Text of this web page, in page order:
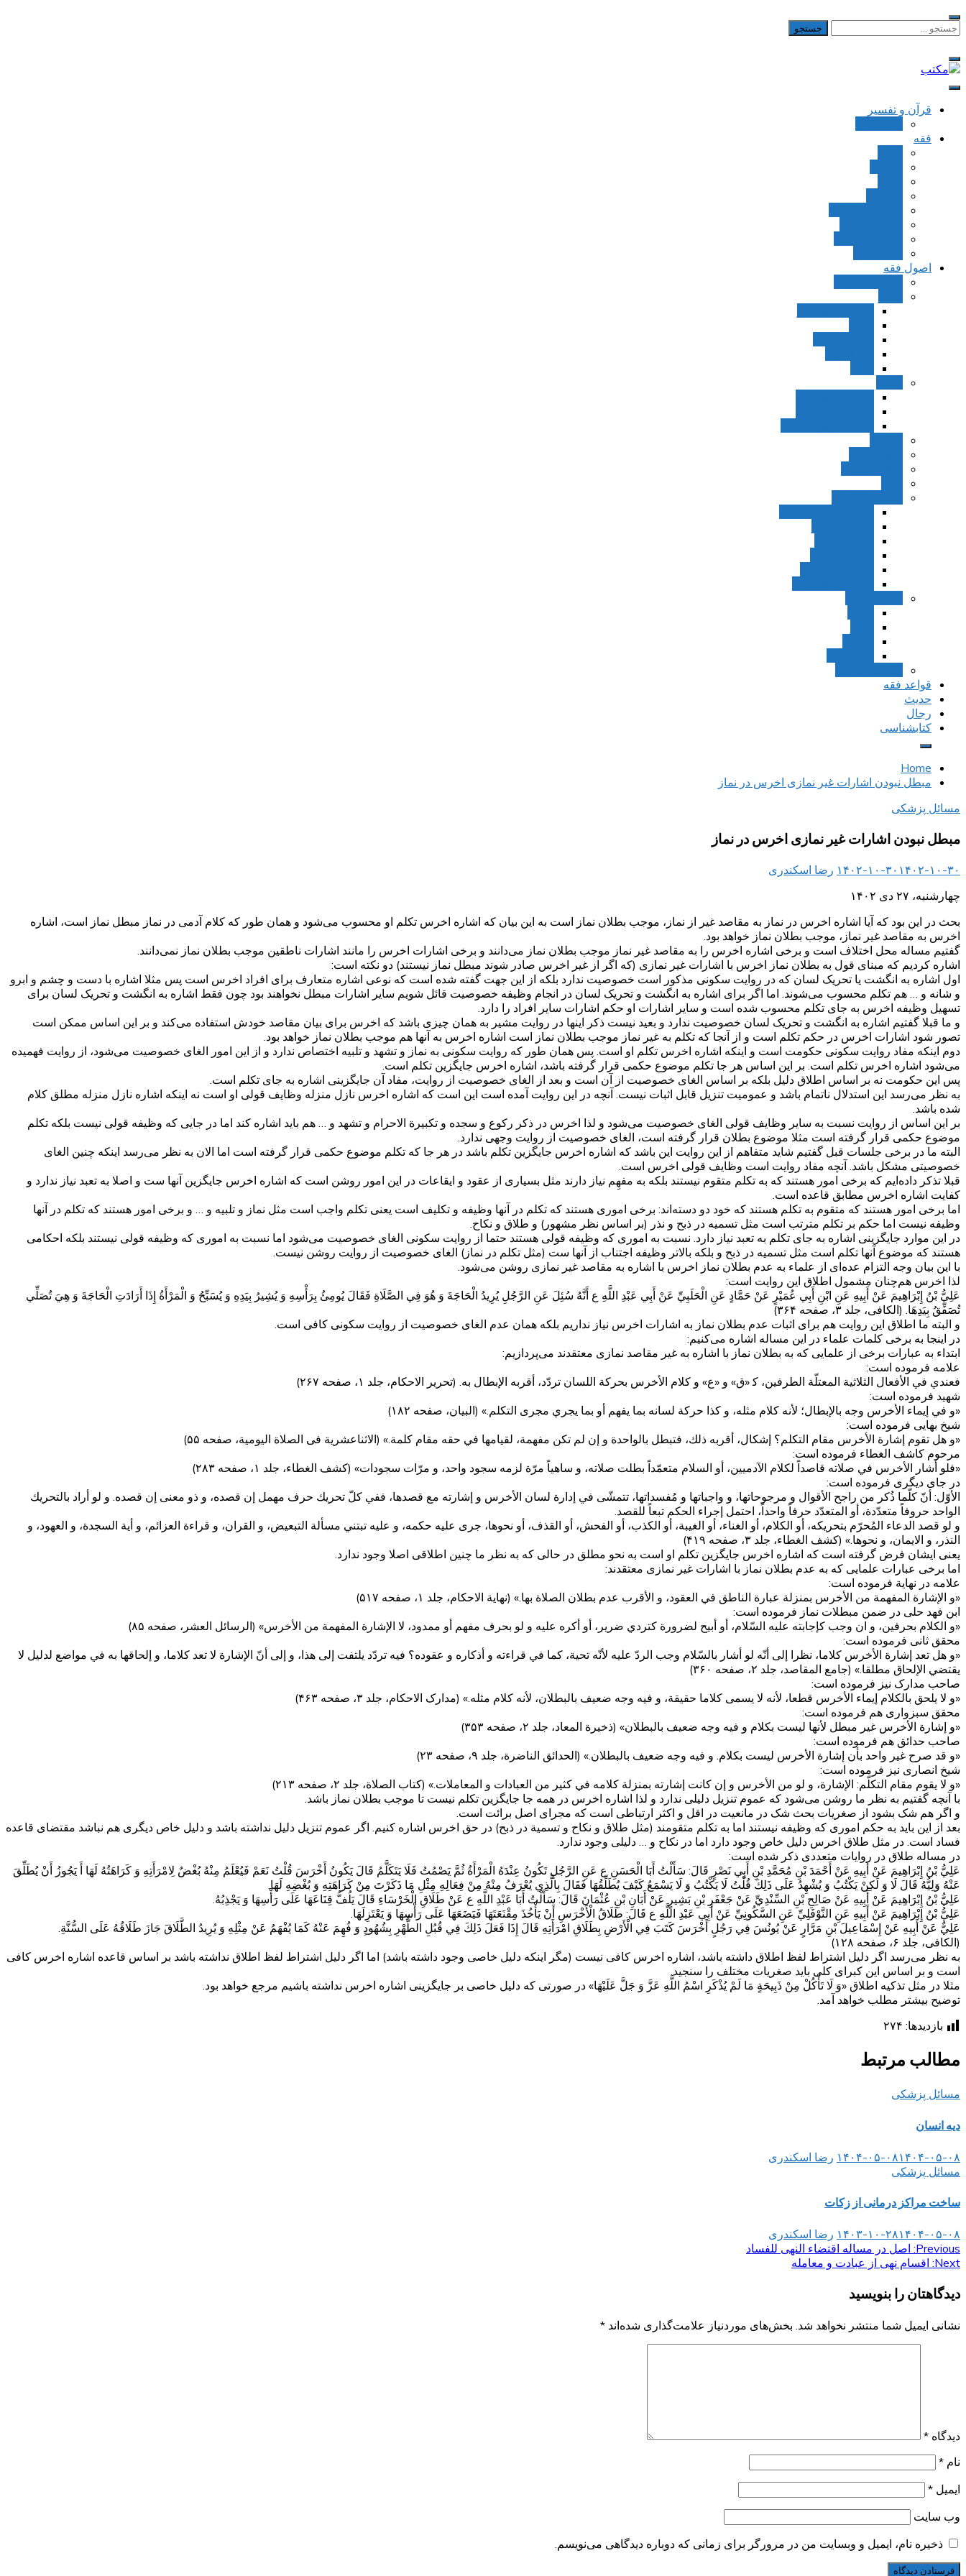
Skip
to
جستجو
قرآن و تفسیر
فقه
اصول فقه
قواعد فقه
حدیث
رجال
کتابشناسی
Home
مبطل نبودن اشارات غیر نمازی اخرس در نماز
مسائل پزشکی
مبطل نبودن اشارات غیر نمازی اخرس در نماز
۱۴۰۲-۱۰-۳۰ ۱۴۰۲-۱۰-۳۰
رضا اسکندری
چهارشنبه، ۲۷ دی ۱۴۰۲
بحث در این بود که آیا اشاره اخرس در نماز به مقاصد غیر از نماز، موجب بطلان نماز است به این بیان که اشاره اخرس تکلم او محسوب می‌شود و همان طور که کلام آدمی در نماز مبطل نماز است، اشاره
اخرس به مقاصد غیر نماز، موجب بطلان نماز خواهد بود.
گفتیم مساله محل اختلاف است و برخی اشاره اخرس را به مقاصد غیر نماز موجب بطلان نماز می‌دانند و برخی اشارات اخرس را مانند اشارات ناطقین موجب بطلان نماز نمی‌دانند.
اشاره کردیم که مبنای قول به بطلان نماز اخرس با اشارات غیر نمازی (که اگر از غیر اخرس صادر شوند مبطل نماز نیستند) دو نکته است:
اول اشاره به انگشت یا تحریک لسان که در روایت سکونی مذکور است خصوصیت ندارد بلکه از این جهت گفته شده است که نوعی اشاره متعارف برای افراد اخرس است پس مثلا اشاره با دست و چشم و ابرو
و شانه و … هم تکلم محسوب می‌شوند. اما اگر برای اشاره به انگشت و تحریک لسان در انجام وظیفه خصوصیت قائل شویم سایر اشارات مبطل نخواهند بود چون فقط اشاره به انگشت و تحریک لسان برای
تسهیل وظیفه اخرس به جای تکلم محسوب شده است و سایر اشارات او حکم اشارات سایر افراد را دارد.
و ما قبلا گفتیم اشاره به انگشت و تحریک لسان خصوصیت ندارد و بعید نیست ذکر اینها در روایت مشیر به همان چیزی باشد که اخرس برای بیان مقاصد خودش استفاده می‌کند و بر این اساس ممکن است
تصور شود اشارات اخرس در حکم تکلم است و از آنجا که تکلم به غیر نماز موجب بطلان نماز است اشاره اخرس به آنها هم موجب بطلان نماز خواهد بود.
دوم اینکه مفاد روایت سکونی حکومت است و اینکه اشاره اخرس تکلم او است. پس همان طور که روایت سکونی به نماز و تشهد و تلبیه اختصاص ندارد و از این امور الغای خصوصیت می‌شود، از روایت فهمیده
می‌شود اشاره اخرس تکلم است. بر این اساس هر جا تکلم موضوع حکمی قرار گرفته باشد، اشاره اخرس جایگزین تکلم است.
پس این حکومت نه بر اساس اطلاق دلیل بلکه بر اساس الغای خصوصیت از آن است و بعد از الغای خصوصیت از روایت، مفاد آن جایگزینی اشاره به جای تکلم است.
به نظر می‌رسد این استدلال ناتمام باشد و عمومیت تنزیل قابل اثبات نیست. آنچه در این روایت آمده است این است که اشاره اخرس نازل منزله وظایف قولی او است نه اینکه اشاره نازل منزله مطلق کلام
شده باشد.
بر این اساس از روایت نسبت به سایر وظایف قولی الغای خصوصیت می‌شود و لذا اخرس در ذکر رکوع و سجده و تکبیرة الاحرام و تشهد و … هم باید اشاره کند اما در جایی که وظیفه قولی نیست بلکه تکلم
موضوع حکمی قرار گرفته است مثلا موضوع بطلان قرار گرفته است، الغای خصوصیت از روایت وجهی ندارد.
البته ما در برخی جلسات قبل گفتیم شاید متفاهم از این روایت این باشد که اشاره اخرس جایگزین تکلم باشد در هر جا که تکلم موضوع حکمی قرار گرفته است اما الان به نظر می‌رسد اینکه چنین الغای
خصوصیتی مشکل باشد. آنچه مفاد روایت است وظایف قولی اخرس است.
قبلا تذکر داده‌ایم که برخی امور هستند که به تکلم متقوم نیستند بلکه به مفهِم نیاز دارند مثل بسیاری از عقود و ایقاعات در این امور روشن است که اشاره اخرس جایگزین آنها ست و اصلا به تعبد نیاز ندارد و
کفایت اشاره اخرس مطابق قاعده است.
اما برخی امور هستند که متقوم به تکلم هستند که خود دو دسته‌اند: برخی اموری هستند که تکلم در آنها وظیفه و تکلیف است یعنی تکلم واجب است مثل نماز و تلبیه و … و برخی امور هستند که تکلم در آنها
وظیفه نیست اما حکم بر تکلم مترتب است مثل تسمیه در ذبح و نذر (بر اساس نظر مشهور) و طلاق و نکاح.
در این موارد جایگزینی اشاره به جای تکلم به تعبد نیاز دارد. نسبت به اموری که وظیفه قولی هستند حتما از روایت سکونی الغای خصوصیت می‌شود اما نسبت به اموری که وظیفه قولی نیستند بلکه احکامی
هستند که موضوع آنها تکلم است مثل تسمیه در ذبح و بلکه بالاتر وظیفه اجتناب از آنها ست (مثل تکلم در نماز) الغای خصوصیت از روایت روشن نیست.
با این بیان وجه التزام عده‌ای از علماء به عدم بطلان نماز اخرس با اشاره به مقاصد غیر نمازی روشن می‌شود.
لذا اخرس هم‌چنان مشمول اطلاق این روایت است:
عَلِيُّ بْنُ إِبْرَاهِيمَ عَنْ أَبِيهِ عَنِ ابْنِ أَبِي عُمَيْرٍ عَنْ حَمَّادٍ عَنِ الْحَلَبِيِّ عَنْ أَبِي عَبْدِ اللَّهِ ع أَنَّهُ سُئِلَ عَنِ الرَّجُلِ يُرِيدُ الْحَاجَةَ وَ هُوَ فِي الصَّلَاةِ فَقَالَ يُومِئُ بِرَأْسِهِ وَ يُشِيرُ بِيَدِهِ وَ يُسَبِّحُ وَ الْمَرْأَةُ إِذَا أَرَادَتِ الْحَاجَةَ وَ هِيَ تُصَلِّي
تُصَفِّقُ بِيَدِهَا. (الکافی، جلد ۳، صفحه ۳۶۴)
و البته ما اطلاق این روایت هم برای اثبات عدم بطلان نماز به اشارات اخرس نیاز نداریم بلکه همان عدم الغای خصوصیت از روایت سکونی کافی است.
در اینجا به برخی کلمات علماء در این مساله اشاره می‌کنیم:
ابتداء به عبارات برخی از علمایی که به بطلان نماز با اشاره به غیر مقاصد نمازی معتقدند می‌پردازیم:
علامه فرموده است:
فعندي في الأفعال الثلاثية المعتلّة الطرفين، ك‍ «ق» و «ع» و كلام الأخرس بحركة اللسان تردّد، أقربه الإبطال به. (تحریر الاحکام، جلد ۱، صفحه ۲۶۷)
شهید فرموده است:
«و في إيماء الأخرس وجه بالإبطال؛ لأنه كلام مثله، و كذا حركة لسانه بما يفهم أو بما يجري مجرى التكلم.» (البیان، صفحه ۱۸۲)
شیخ بهایی فرموده است:
«و هل تقوم إشارة الأخرس مقام التكلم؟ إشكال، أقربه ذلك، فتبطل بالواحدة و إن لم تكن مفهمة، لقيامها في حقه مقام كلمة.» (الاثناعشریة فی الصلاة الیومیة، صفحه ۵۵)
مرحوم کاشف الغطاء فرموده است:
«فلو أشار الأخرس في صلاته قاصداً لكلام الآدميين، أو السلام متعمّداً بطلت صلاته، و ساهياً مرّة لزمه سجود واحد، و مرّات سجودات» (کشف الغطاء، جلد ۱، صفحه ۲۸۳)
در جای دیگری فرموده است:
الأوّل: أنّ كلّما ذُكر من راجح الأقوال و مرجوحاتها، و واجباتها و مُفسداتها، تتمشّى في إدارة لسان الأخرس و إشارته مع قصدها، ففي كلّ تحريك حرف مهمل إن قصده، و ذو معنى إن قصده. و لو أراد بالتحريك
الواحد حروفاً متعدّدة، أو المتعدّد حرفاً واحداً، احتمل‌ إجراء الحكم تبعاً للقصد.
و لو قصد الدعاء المُحرّم بتحريكه، أو الكلام، أو الغناء، أو الغيبة، أو الكذب، أو الفحش، أو القذف، أو نحوها، جرى عليه حكمه، و عليه تبتني مسألة التبعيض، و القران، و قراءة العزائم، و أية السجدة، و العهود، و
النذر، و الايمان، و نحوها.» (کشف الغطاء، جلد ۳، صفحه ۴۱۹)
یعنی ایشان فرض گرفته است که اشاره اخرس جایگزین تکلم او است به نحو مطلق در حالی که به نظر ما چنین اطلاقی اصلا وجود ندارد.
اما برخی عبارات علمایی که به عدم بطلان نماز با اشارات غیر نمازی معتقدند:
علامه در نهایة فرموده است:
«و الإشارة المفهمة من الأخرس بمنزلة عبارة الناطق في العقود، و الأقرب عدم بطلان الصلاة بها.» (نهایة الاحکام، جلد ۱، صفحه ۵۱۷)
ابن فهد حلی در ضمن مبطلات نماز فرموده است:
«و الكلام بحرفين، و ان وجب كإجابته عليه السّلام، أو أبيح لضرورة كتردي ضرير، أو أكره عليه و لو بحرف مفهم أو ممدود، لا الإشارة المفهمة من الأخرس» (الرسائل العشر، صفحه ۸۵)
محقق ثانی فرموده است:
«و هل تعد إشارة الأخرس كلاما، نظرا إلى أنّه لو أشار بالسّلام وجب الردّ‌ عليه لأنّه تحية، كما في قراءته و أذكاره و عقوده؟ فيه تردّد يلتفت إلى هذا، و إلى أنّ الإشارة لا تعد كلاما، و إلحاقها به في مواضع لدليل لا
يقتضي الإلحاق مطلقا.» (جامع المقاصد، جلد ۲، صفحه ۳۶۰)
صاحب مدارک نیز فرموده است:
«و لا يلحق بالكلام إيماء الأخرس قطعا، لأنه لا يسمى كلاما حقيقة، و فيه وجه ضعيف بالبطلان، لأنه كلام مثله.» (مدارک الاحکام، جلد ۳، صفحه ۴۶۳)
محقق سبزواری هم فرموده است:
«و إشارة الأخرس غير مبطل لأنها ليست بكلام و فيه وجه ضعيف بالبطلان‌» (ذخیرة المعاد، جلد ۲، صفحه ۳۵۳)
صاحب حدائق هم فرموده است:
«و قد صرح غير واحد بأن إشارة الأخرس ليست بكلام. و فيه وجه ضعيف بالبطلان.» (الحدائق الناضرة، جلد ۹، صفحه ۲۳)
شیخ انصاری نیز فرموده است:
«و لا يقوم مقام التكلّم: الإشارة، و لو من الأخرس و إن كانت إشارته بمنزلة كلامه في كثير من العبادات و المعاملات.» (کتاب الصلاة، جلد ۲، صفحه ۲۱۳)
با آنچه گفتیم به نظر ما روشن می‌شود که عموم تنزیل دلیلی ندارد و لذا اشاره اخرس در همه جا جایگزین تکلم نیست تا موجب بطلان نماز باشد.
و اگر هم شک بشود از صغریات بحث شک در مانعیت در اقل و اکثر ارتباطی است که مجرای اصل برائت است.
بعد از این باید به حکم اموری که وظیفه نیستند اما به تکلم متقومند (مثل طلاق و نکاح و تسمیة در ذبح) در حق اخرس اشاره کنیم. اگر عموم تنزیل دلیل نداشته باشد و دلیل خاص دیگری هم نباشد مقتضای قاعده
فساد است. در مثل طلاق اخرس دلیل خاص وجود دارد اما در نکاح و … دلیلی وجود ندارد.
در مساله طلاق در روایات متعددی ذکر شده است:
عَلِيُّ بْنُ إِبْرَاهِيمَ عَنْ أَبِيهِ عَنْ أَحْمَدَ بْنِ مُحَمَّدِ بْنِ أَبِي نَصْرٍ قَالَ: سَأَلْتُ أَبَا الْحَسَنِ ع عَنِ الرَّجُلِ تَكُونُ عِنْدَهُ الْمَرْأَةُ ثُمَّ يَصْمُتُ فَلَا يَتَكَلَّمُ قَالَ يَكُونُ أَخْرَسَ قُلْتُ نَعَمْ فَيُعْلَمُ مِنْهُ بُغْضٌ لِامْرَأَتِهِ وَ كَرَاهَتُهُ لَهَا أَ يَجُوزُ أَنْ يُطَلِّقَ
عَنْهُ وَلِيُّهُ قَالَ لَا وَ لَكِنْ يَكْتُبُ وَ يُشْهِدُ عَلَى ذَلِكَ قُلْتُ لَا يَكْتُبُ وَ لَا يَسْمَعُ كَيْفَ يُطَلِّقُهَا فَقَالَ بِالَّذِي يُعْرَفُ مِنْهُ مِنْ فِعَالِهِ مِثْلِ مَا ذَكَرْتَ مِنْ كَرَاهَتِهِ وَ بُغْضِهِ لَهَا.
عَلِيُّ بْنُ إِبْرَاهِيمَ عَنْ أَبِيهِ عَنْ صَالِحِ بْنِ السِّنْدِيِّ عَنْ جَعْفَرِ بْنِ بَشِيرٍ عَنْ أَبَانِ بْنِ عُثْمَانَ قَالَ: سَأَلْتُ أَبَا عَبْدِ اللَّهِ ع عَنْ طَلَاقِ الْخَرْسَاءِ قَالَ يَلُفُّ قِنَاعَهَا عَلَى رَأْسِهَا وَ يَجْذِبُهُ.
عَلِيُّ بْنُ إِبْرَاهِيمَ عَنْ أَبِيهِ عَنِ النَّوْفَلِيِّ عَنِ السَّكُونِيِّ عَنْ أَبِي عَبْدِ اللَّهِ ع قَالَ: طَلَاقُ الْأَخْرَسِ أَنْ يَأْخُذَ مِقْنَعَتَهَا فَيَضَعَهَا عَلَى رَأْسِهَا وَ يَعْتَزِلَهَا.
عَلِيٌّ عَنْ أَبِيهِ عَنْ إِسْمَاعِيلَ بْنِ مَرَّارٍ عَنْ يُونُسَ فِي رَجُلٍ أَخْرَسَ كَتَبَ فِي‌ الْأَرْضِ بِطَلَاقِ امْرَأَتِهِ قَالَ إِذَا فَعَلَ ذَلِكَ فِي قُبُلِ الطُّهْرِ بِشُهُودٍ وَ فُهِمَ عَنْهُ كَمَا يُفْهَمُ عَنْ مِثْلِهِ وَ يُرِيدُ الطَّلَاقَ جَازَ طَلَاقُهُ عَلَى السُّنَّةِ.
(الکافی، جلد ۶، صفحه ۱۲۸)
به نظر می‌رسد اگر دلیل اشتراط لفظ اطلاق داشته باشد، اشاره اخرس کافی نیست (مگر اینکه دلیل خاصی وجود داشته باشد) اما اگر دلیل اشتراط لفظ اطلاق نداشته باشد بر اساس قاعده اشاره اخرس کافی
است و بر اساس این کبرای کلی باید صغریات مختلف را سنجید.
مثلا در مثل تذکیه اطلاق «وَ لَا تَأْكُلْ مِنْ ذَبِيحَةٍ مَا لَمْ يُذْكَرِ اسْمُ اللَّهِ عَزَّ وَ جَلَّ عَلَيْهَا» در صورتی که دلیل خاصی بر جایگزینی اشاره اخرس نداشته باشیم مرجع خواهد بود.
توضیح بیشتر مطلب خواهد آمد.
بازدیدها: ۲۷۴
مطالب مرتبط
مسائل پزشکی
دیه انسان
۱۴۰۴-۰۵-۰۸۱۴۰۴-۰۵-۰۸
رضا اسکندری
مسائل پزشکی
ساخت مراکز درمانی از زکات
۱۴۰۳-۱۰-۲۸۱۴۰۴-۰۵-۰۸ رضا اسکندری
راهبری
Previous: اصل در مساله اقتضاء النهی للفساد
Next: اقسام نهی از عبادت و معامله
دیدگاهتان را بنویسید
نشانی ایمیل شما منتشر نخواهد شد. بخش‌های موردنیاز علامت‌گذاری شده‌اند *
دیدگاه *
نام *
ایمیل *
وب‌ سایت
ذخیره نام، ایمیل و وبسایت من در مرورگر برای زمانی که دوباره دیدگاهی می‌نویسم.